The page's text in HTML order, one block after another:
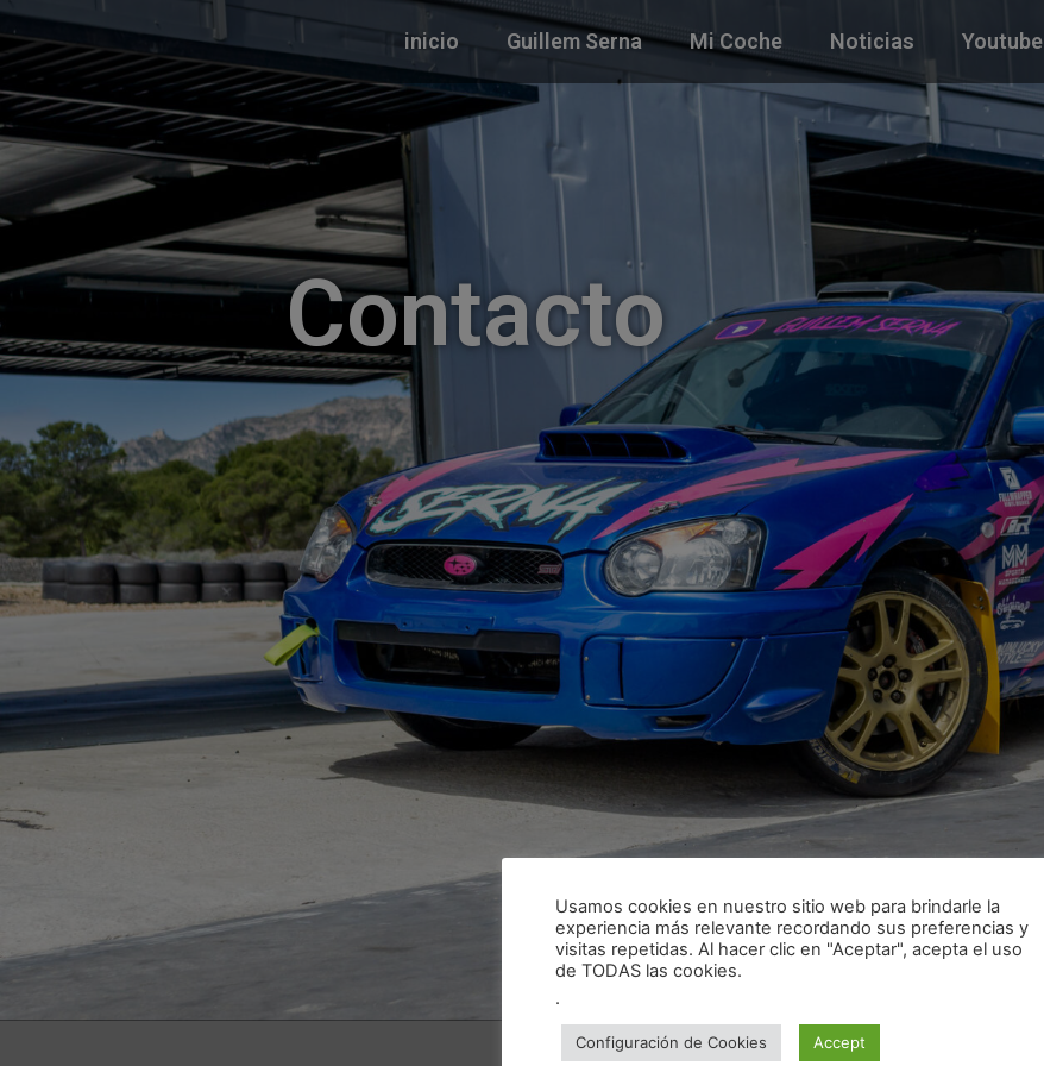
inicio Guillem Serna Mi Coche Noticias Youtube
Contacto
Usamos cookies en nuestro sitio web para brindarle la
experiencia más relevante recordando sus preferencias y
visitas repetidas. Al hacer clic en "Aceptar", acepta el uso
de TODAS las cookies.
.
Configuración de Cookies Accept